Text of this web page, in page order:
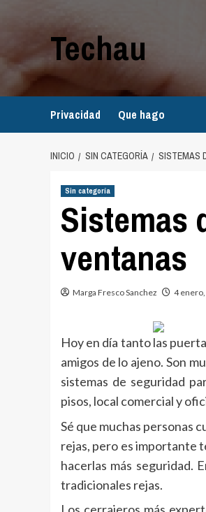
Techau
Privacidad Que hago
INICIO SIN CATEGORÍA SISTEMAS
Sin categoría
Sistemas
ventanas
Marga Fresco Sanchez 4
Hoy en día tanto las
amigos de lo ajeno. Son
sistemas de seguridad
pisos, local comercial y
Sé que muchas personas
rejas, pero es importante
hacerlas más seguridad.
tradicionales rejas.